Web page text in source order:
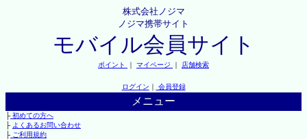
株式会社ノジマ
ノジマ携帯サイト
モバイル会員サイト
ポイント ｜ マイページ ｜ 店舗検索
ログイン ｜ 会員登録
メニュー
├初めての方へ
├ よくあるお問い合わせ
├ご利用規約